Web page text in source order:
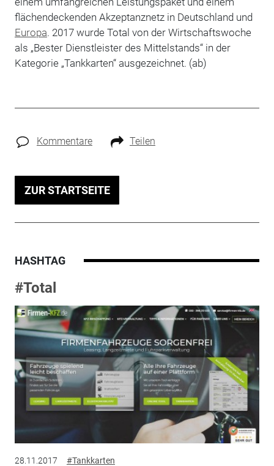
flächendeckenden Akzeptanznetz in Deutschland und
Europa. 2017 wurde Total von der Wirtschaftswoche
als „Bester Dienstleister des Mittelstands“ in der
Kategorie „Tankkarten“ ausgezeichnet. (ab)
Kommentare Teilen
ZUR STARTSEITE
HASHTAG
#Total
28.11.2017 #Tankkarten